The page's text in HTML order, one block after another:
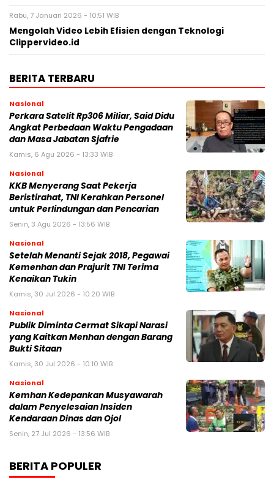
Rabu, 7 Januari 2026 - 10:51 WIB
Mengolah Video Lebih Efisien dengan Teknologi
Clippervideo.id
BERITA TERBARU
Nasional
Perkara Satelit Rp306 Miliar, Said Didu
Angkat Perbedaan Waktu Pengadaan
dan Masa Jabatan Sjafrie
Kamis, 6 Agu 2026 - 13:33 WIB
Nasional
KKB Menyerang Saat Pekerja
Beristirahat, TNI Kerahkan Personel
untuk Perlindungan dan Pencarian
Senin, 3 Agu 2026 - 13:56 WIB
Nasional
Setelah Menanti Sejak 2018, Pegawai
Kemenhan dan Prajurit TNI Terima
Kenaikan Tukin
Kamis, 30 Jul 2026 - 10:20 WIB
Nasional
Publik Diminta Cermat Sikapi Narasi
yang Kaitkan Menhan dengan Barang
Bukti Sitaan
Kamis, 30 Jul 2026 - 10:10 WIB
Nasional
Kemhan Kedepankan Musyawarah
dalam Penyelesaian Insiden
Kendaraan Dinas dan Ojol
Senin, 27 Jul 2026 - 13:56 WIB
BERITA POPULER